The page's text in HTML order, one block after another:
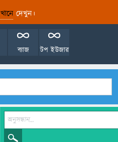
দেখুন।
টপ ইউজার
ব্যাজ